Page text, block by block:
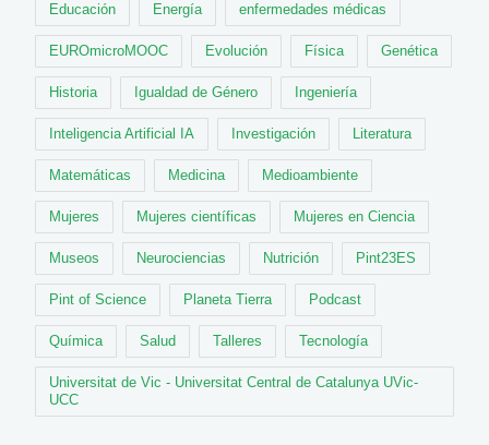
Educación Energía enfermedades médicas
EUROmicroMOOC Evolución Física Genética
Historia Igualdad de Género Ingeniería
Inteligencia Artificial IA Investigación Literatura
Matemáticas Medicina Medioambiente
Mujeres Mujeres científicas Mujeres en Ciencia
Museos Neurociencias Nutrición Pint23ES
Pint of Science Planeta Tierra Podcast
Química Salud Talleres Tecnología
Universitat de Vic - Universitat Central de Catalunya UVic-
UCC